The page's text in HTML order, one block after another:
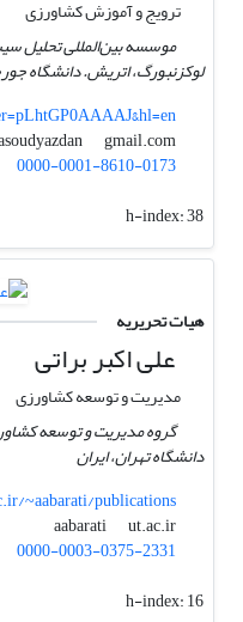
ترویج و آموزش کشاورزی
موسسه بین‌المللی تحلیل
لوکزنبورگ، اتریش. دانشگاه
masoudyazdan
gmail.com
0000-0001-8610-0173
h-index:38
هیات تحریریه
علی اکبر براتی
مدیریت و توسعه کشاورزی
گروه مدیریت و توسعه
دانشگاه تهران، ایران
~aabarati/publications
aabarati
ut.ac.ir
0000-0003-0375-2331
h-index:16